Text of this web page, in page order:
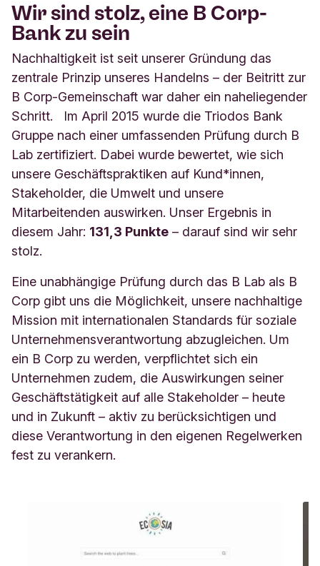
Wir sind stolz, eine B Corp-
Bank zu sein
Nachhaltigkeit ist seit unserer Gründung das
zentrale Prinzip unseres Handelns – der Beitritt zur
B Corp-Gemeinschaft war daher ein naheliegender
Schritt.
Im April 2015 wurde die Triodos Bank
Gruppe nach einer umfassenden Prüfung durch B
Lab zertifiziert. Dabei wurde bewertet, wie sich
unsere Geschäftspraktiken auf Kund*innen,
Stakeholder, die Umwelt und unsere
Mitarbeitenden auswirken. Unser Ergebnis in
diesem Jahr: 131,3 Punkte – darauf sind wir sehr
stolz.
Eine unabhängige Prüfung durch das B Lab als B
Corp gibt uns die Möglichkeit, unsere nachhaltige
Mission mit internationalen Standards für soziale
Unternehmensverantwortung abzugleichen. Um
ein B Corp zu werden, verpflichtet sich ein
Unternehmen zudem, die Auswirkungen seiner
Geschäftstätigkeit auf alle Stakeholder – heute
und in Zukunft – aktiv zu berücksichtigen und
diese Verantwortung in den eigenen Regelwerken
fest zu verankern.